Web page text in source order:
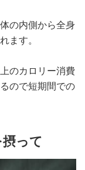
の内側から全身
ます。
のカロリー消費
ので短期間での
って